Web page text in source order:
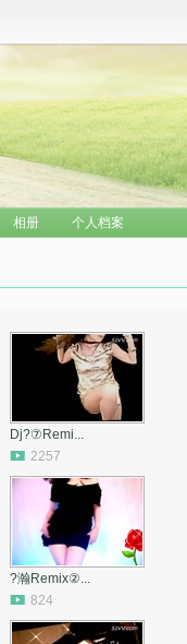
相册 个人档案
Dj?⑦Remi...
2257
?瀚Remix②...
824